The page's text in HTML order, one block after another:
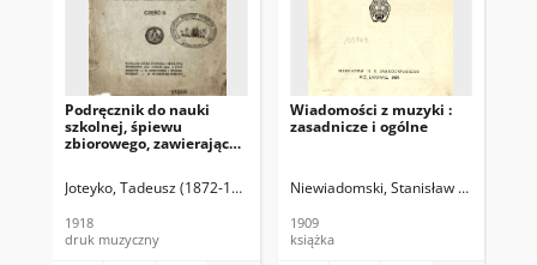
Podręcznik do nauki
szkolnej, śpiewu
zbiorowego, zawierający
pieśni. Cz. 2
Joteyko, Tadeusz (1872-1932)
1918
druk muzyczny
Wiadomości z muzyki :
zasadnicze i ogólne
Niewiadomski, Stanisław (1859-
1909
książka